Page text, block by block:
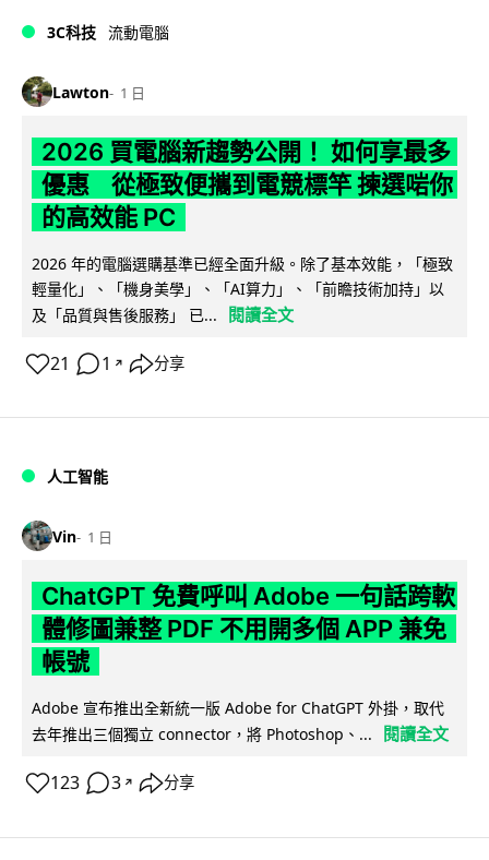
3C科技 流動電腦
Lawton 1 日
2026 買電腦新趨勢公開！ 如何享最多
優惠 從極致便攜到電競標竿 揀選啱你
的高效能 PC
2026 年的電腦選購基準已經全面升級。除了基本效能，「極致
輕量化」、「機身美學」、「AI算力」、「前瞻技術加持」以
及「品質與售後服務」 已...
閱讀全文
21 1 ↗ 分享
人工智能
Vin 1 日
ChatGPT 免費呼叫 Adobe 一句話跨軟
體修圖兼整 PDF 不用開多個 APP 兼免
帳號
Adobe 宣布推出全新統一版 Adobe for ChatGPT 外掛，取代
去年推出三個獨立 connector，將 Photoshop、...
閱讀全文
123 3 ↗ 分享